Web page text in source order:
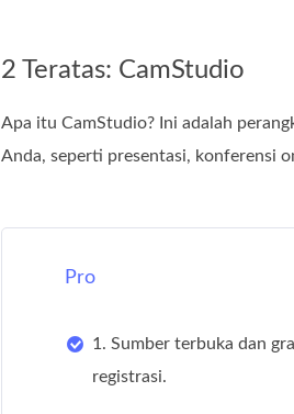
2 Teratas: CamStudio
Apa itu CamStudio? Ini adalah
Anda, seperti presentasi, konferensi
Pro
1. Sumber terbuka dan
registrasi.